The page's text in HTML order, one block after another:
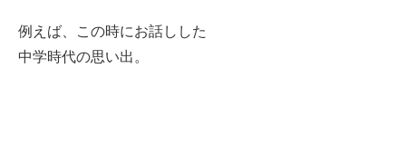
例えば、この時にお話しした
中学時代の思い出。